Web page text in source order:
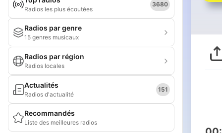
Radios les plus écoutées
3680
Radios par genre
15 genres musicaux
Radios par région
Radios locales
Actualités
Radios d'actualité
151
Recommandés
Liste des meilleures radios